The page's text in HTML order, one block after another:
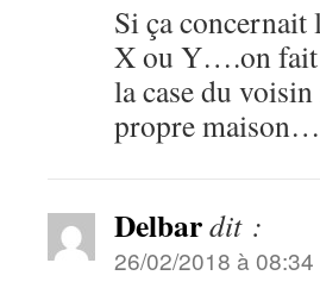
Si ça
X ou Y….on fait
la case du
propre maison…
Delbardit :
26/02/2018 à 08:34